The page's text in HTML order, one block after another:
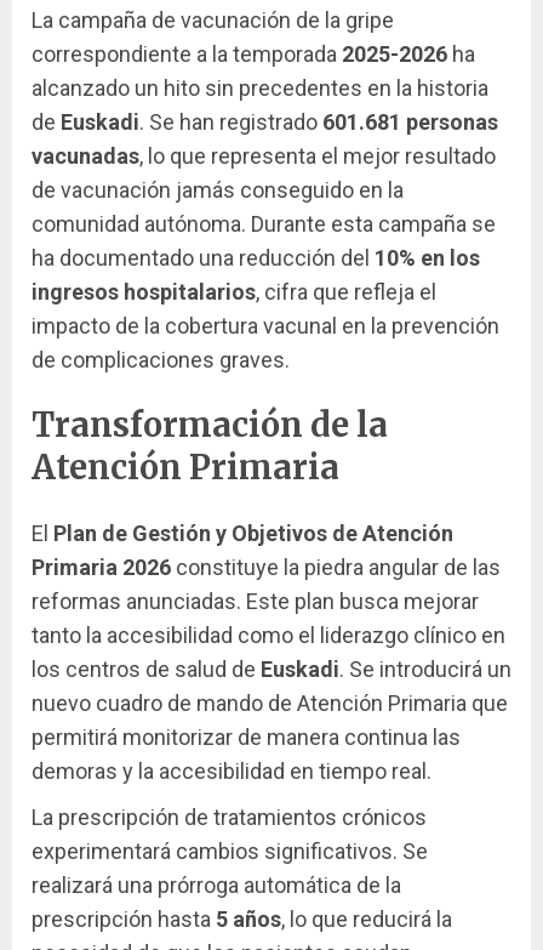
La campaña de vacunación de la gripe
correspondiente a la temporada 2025-2026 ha
alcanzado un hito sin precedentes en la historia
de Euskadi. Se han registrado 601.681 personas
vacunadas, lo que representa el mejor resultado
de vacunación jamás conseguido en la
comunidad autónoma. Durante esta campaña se
ha documentado una reducción del 10% en los
ingresos hospitalarios, cifra que refleja el
impacto de la cobertura vacunal en la prevención
de complicaciones graves.
Transformación de la
Atención Primaria
El Plan de Gestión y Objetivos de Atención
Primaria 2026 constituye la piedra angular de las
reformas anunciadas. Este plan busca mejorar
tanto la accesibilidad como el liderazgo clínico en
los centros de salud de Euskadi. Se introducirá un
nuevo cuadro de mando de Atención Primaria que
permitirá monitorizar de manera continua las
demoras y la accesibilidad en tiempo real.
La prescripción de tratamientos crónicos
experimentará cambios significativos. Se
realizará una prórroga automática de la
prescripción hasta 5 años, lo que reducirá la